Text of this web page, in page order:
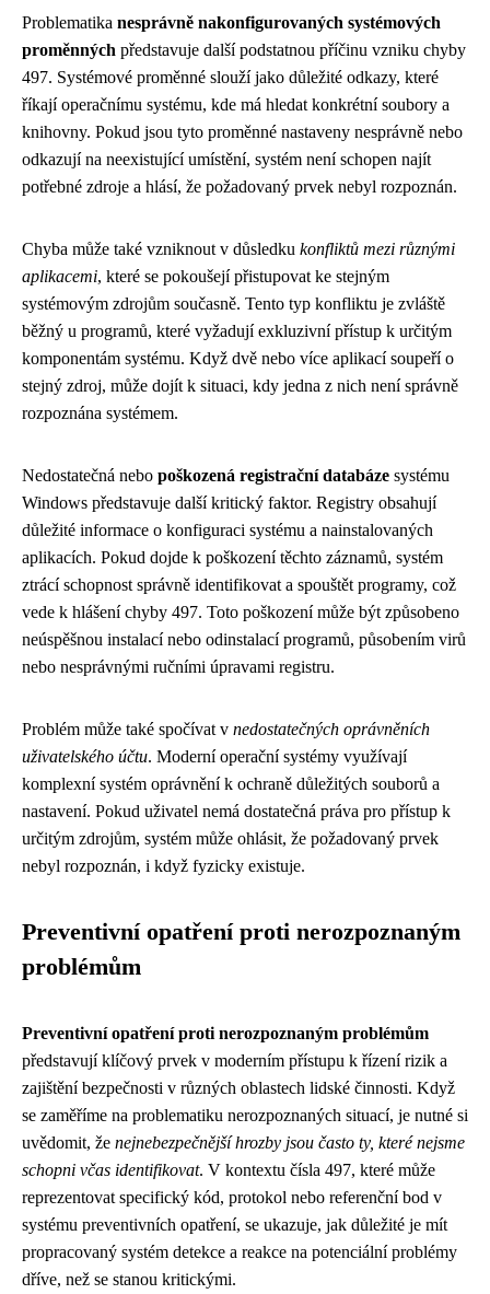
Problematika nesprávně nakonfigurovaných systémových
proměnných představuje další podstatnou příčinu vzniku chyby
497. Systémové proměnné slouží jako důležité odkazy, které
říkají operačnímu systému, kde má hledat konkrétní soubory a
knihovny. Pokud jsou tyto proměnné nastaveny nesprávně nebo
odkazují na neexistující umístění, systém není schopen najít
potřebné zdroje a hlásí, že požadovaný prvek nebyl rozpoznán.
Chyba může také vzniknout v důsledku konfliktů mezi různými
aplikacemi, které se pokoušejí přistupovat ke stejným
systémovým zdrojům současně. Tento typ konfliktu je zvláště
běžný u programů, které vyžadují exkluzivní přístup k určitým
komponentám systému. Když dvě nebo více aplikací soupeří o
stejný zdroj, může dojít k situaci, kdy jedna z nich není správně
rozpoznána systémem.
Nedostatečná nebo poškozená registrační databáze systému
Windows představuje další kritický faktor. Registry obsahují
důležité informace o konfiguraci systému a nainstalovaných
aplikacích. Pokud dojde k poškození těchto záznamů, systém
ztrácí schopnost správně identifikovat a spouštět programy, což
vede k hlášení chyby 497. Toto poškození může být způsobeno
neúspěšnou instalací nebo odinstalací programů, působením virů
nebo nesprávnými ručními úpravami registru.
Problém může také spočívat v nedostatečných oprávněních
uživatelského účtu. Moderní operační systémy využívají
komplexní systém oprávnění k ochraně důležitých souborů a
nastavení. Pokud uživatel nemá dostatečná práva pro přístup k
určitým zdrojům, systém může ohlásit, že požadovaný prvek
nebyl rozpoznán, i když fyzicky existuje.
Preventivní opatření proti nerozpoznaným
problémům
Preventivní opatření proti nerozpoznaným problémům
představují klíčový prvek v moderním přístupu k řízení rizik a
zajištění bezpečnosti v různých oblastech lidské činnosti. Když
se zaměříme na problematiku nerozpoznaných situací, je nutné si
uvědomit, že nejnebezpečnější hrozby jsou často ty, které nejsme
schopni včas identifikovat. V kontextu čísla 497, které může
reprezentovat specifický kód, protokol nebo referenční bod v
systému preventivních opatření, se ukazuje, jak důležité je mít
propracovaný systém detekce a reakce na potenciální problémy
dříve, než se stanou kritickými.